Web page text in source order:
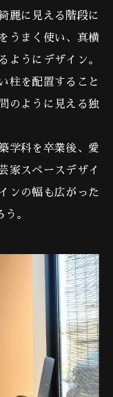
麗に見える階段に
うまく使い、真横
ようにデザイン。
柱を配置すること
のように見える独
学科を卒業後、愛
家スペースデザイ
ンの幅も広がった
。